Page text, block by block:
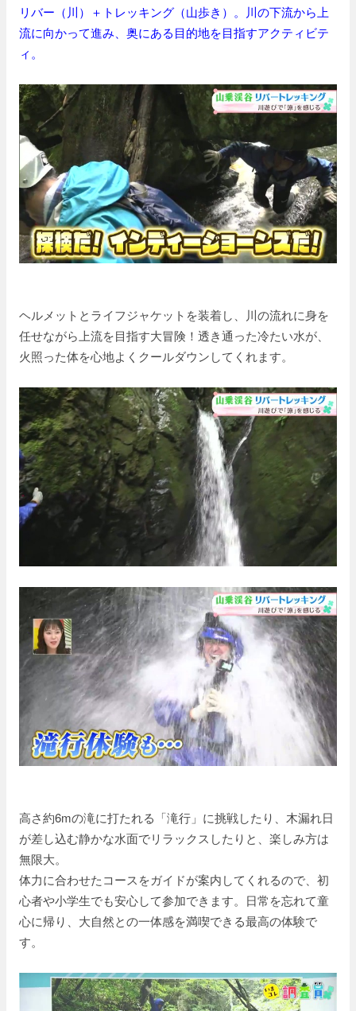
リバー（川）＋トレッキング（山歩き）。川の下流から上
流に向かって進み、奥にある目的地を目指すアクティビテ
ィ。
ヘルメットとライフジャケットを装着し、川の流れに身を
任せながら上流を目指す大冒険！透き通った冷たい水が、
火照った体を心地よくクールダウンしてくれます。
高さ約6mの滝に打たれる「滝行」に挑戦したり、木漏れ日
が差し込む静かな水面でリラックスしたりと、楽しみ方は
無限大。
体力に合わせたコースをガイドが案内してくれるので、初
心者や小学生でも安心して参加できます。日常を忘れて童
心に帰り、大自然との一体感を満喫できる最高の体験で
す。